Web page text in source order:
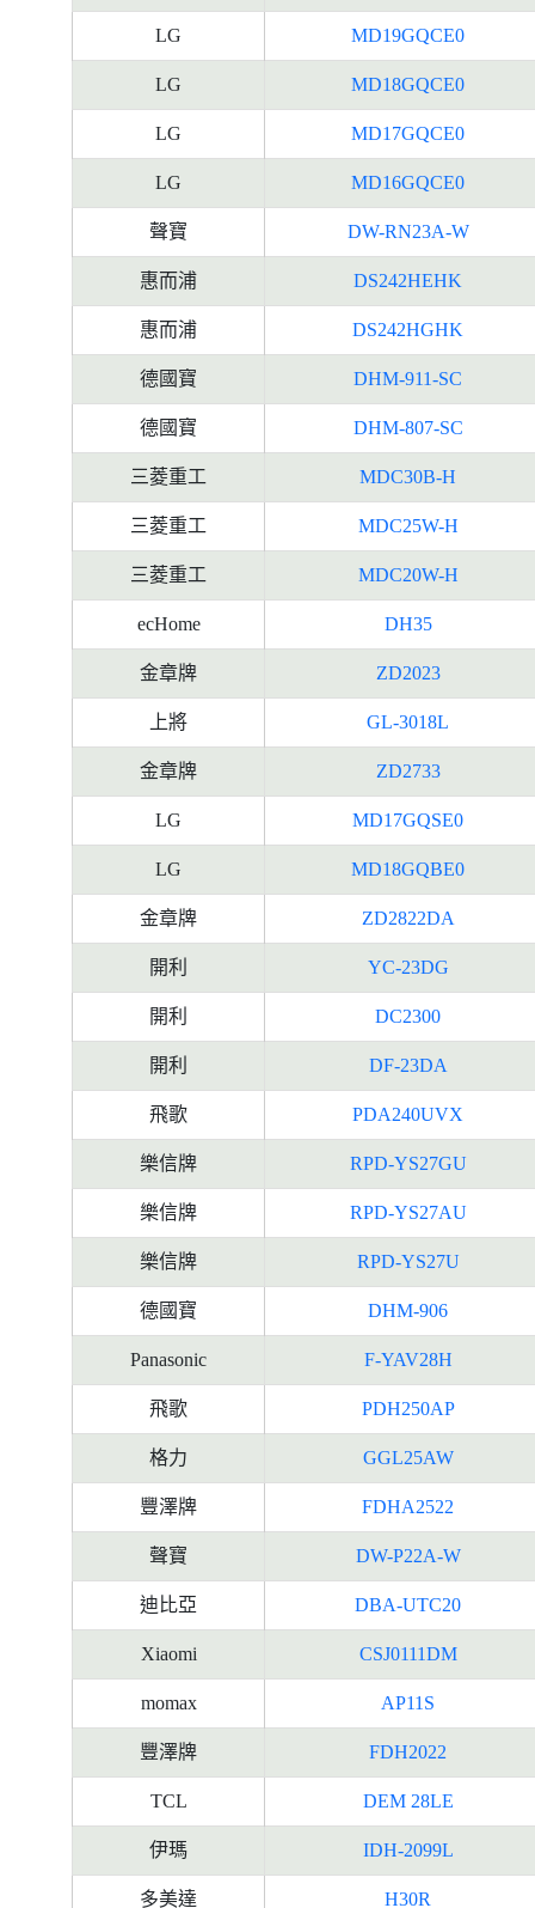
LG MD19GQCE0
LG MD18GQCE0
LG MD17GQCE0
LG MD16GQCE0
聲寶 DW-RN23A-W
惠而浦 DS242HEHK
惠而浦 DS242HGHK
德國寶 DHM-911-SC
德國寶 DHM-807-SC
三菱重工 MDC30B-H
三菱重工 MDC25W-H
三菱重工 MDC20W-H
ecHome DH35
金章牌 ZD2023
上將 GL-3018L
金章牌 ZD2733
LG MD17GQSE0
LG MD18GQBE0
金章牌 ZD2822DA
開利 YC-23DG
開利 DC2300
開利 DF-23DA
飛歌 PDA240UVX
樂信牌 RPD-YS27GU
樂信牌 RPD-YS27AU
樂信牌 RPD-YS27U
德國寶 DHM-906
Panasonic F-YAV28H
飛歌 PDH250AP
格力 GGL25AW
豐澤牌 FDHA2522
聲寶 DW-P22A-W
迪比亞 DBA-UTC20
Xiaomi CSJ0111DM
momax AP11S
豐澤牌 FDH2022
TCL DEM 28LE
伊瑪 IDH-2099L
多美達 H30R